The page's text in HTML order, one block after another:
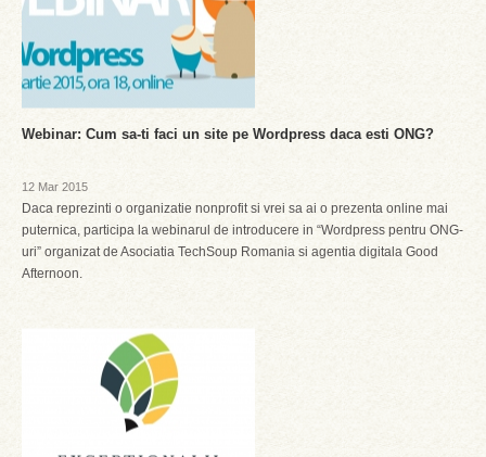
Webinar: Cum sa-ti faci un site pe Wordpress daca esti ONG?
12 Mar 2015
Daca reprezinti o organizatie nonprofit si vrei sa ai o prezenta online mai
puternica, participa la webinarul de introducere in “Wordpress pentru ONG-
uri” organizat de Asociatia TechSoup Romania si agentia digitala Good
Afternoon.